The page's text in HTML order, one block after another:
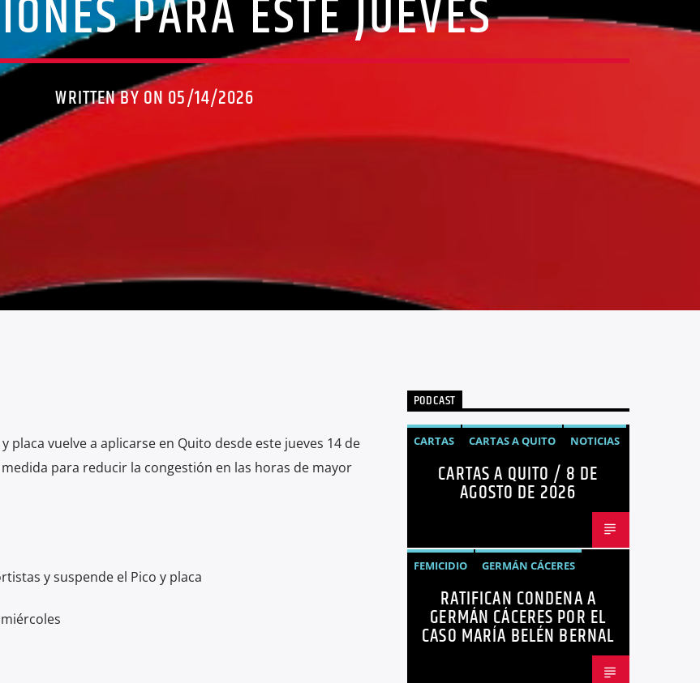
PARA ESTE JUEVES
WRITTEN BY ON 05/14/2026
placa vuelve a aplicarse en Quito desde este jueves 14 de
para reducir la congestión en las horas de mayor
y suspende el Pico y placa
PODCAST
CARTAS CARTAS A QUITO
NOTICIAS
OPINIÓNCARTAS A QUITO / 8 DE
AGOSTO DE 2026
FEMICIDIO
GERMÁN CÁCERES
MARÍA BELÉN BERNAL
NOTICIAS
SEGURIDAD
RATIFICAN CONDENA A
GERMÁN CÁCERES POR EL
CASO MARÍA BELÉN BERNAL